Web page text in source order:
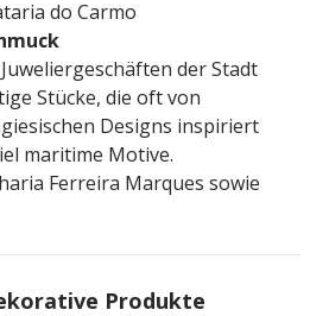
do Carmo
der Stadt
Stücke, die oft von
Designs inspiriert
maritime Motive.
Ferreira Marques sowie
Produkte